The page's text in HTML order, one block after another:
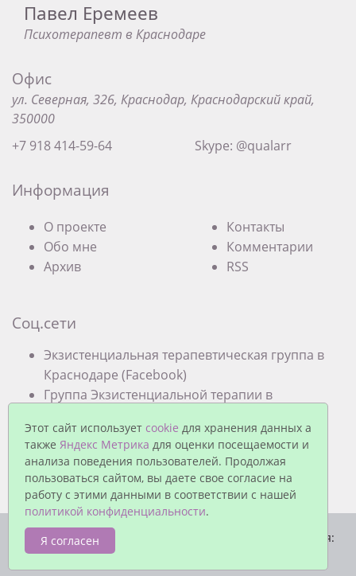
Павел Еремеев
Психотерапевт в Краснодаре
Офис
ул. Северная, 326, Краснодар, Краснодарский край,
350000
+7 918 414-59-64
Skype: @qualarr
Информация
О проекте
Обо мне
Архив
Контакты
Комментарии
RSS
Соц.сети
Экзистенциальная терапевтическая группа в
Краснодаре (Facebook)
Группа Экзистенциальной терапии в
© Павел Еремеев, 2026. Работает на
| Время:
0.0285 | SQL: 3 | Память: 0.85MB
Этот сайт использует cookie для хранения данных а
также Яндекс Метрика для оценки посещаемости и
анализа поведения пользователей. Продолжая
пользоваться сайтом, вы даете свое согласие на
работу с этими данными в соответствии с нашей
политикой конфиденциальности.
Я согласен